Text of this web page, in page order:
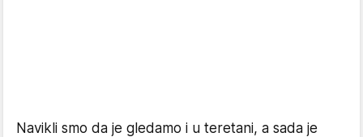
Navikli smo da je gledamo i u teretani, a sada je